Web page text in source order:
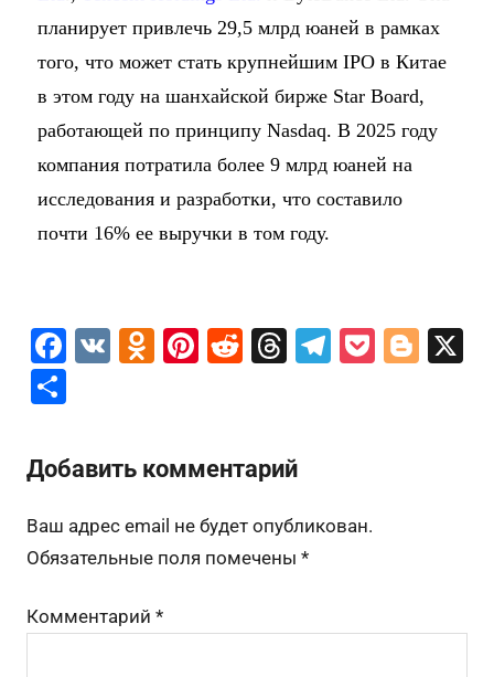
планирует привлечь 29,5 млрд юаней в рамках
того, что может стать крупнейшим IPO в Китае
в этом году на шанхайской бирже Star Board,
работающей по принципу Nasdaq. В 2025 году
компания потратила более 9 млрд юаней на
исследования и разработки, что составило
почти 16% ее выручки в том году.
F
a
c
e
b
o
o
V
O
kl
a
s
ni
Pi
st
R
t
T
a
d
s
T
m
P
Bl
п
а
в
ть
Добавить комментарий
Ваш адрес email не будет опубликован.
Обязательные поля помечены *
Комментарий *